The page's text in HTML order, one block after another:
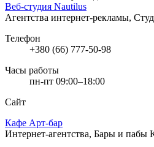
Веб-студия Nautilus
Агентства интернет-рекламы,
Телефон
+380 (66) 777-50-98
Часы работы
пн-пт 09:00–18:00
Сайт
Кафе Арт-бар
Интернет-агентства, Бары и пабы